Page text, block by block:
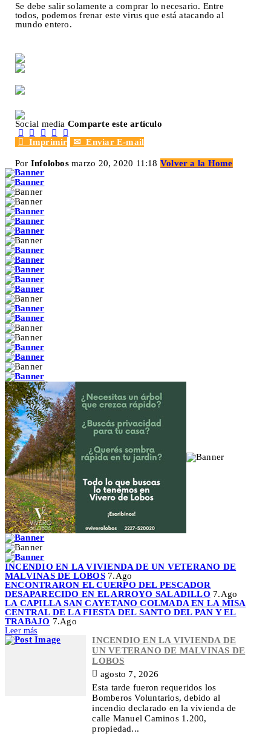
Se debe salir solamente a comprar lo necesario. Entre
todos, podemos frenar este virus que está atacando al
mundo entero.
Social media Comparte este artículo

  


Imprimir ✉Enviar E-mail
Por Infolobos marzo 20, 2020 11:18 Volver a la Home
INCENDIO EN LA VIVIENDA DE UN VETERANO DE
MALVINAS DE LOBOS 7.Ago
ENCONTRARON EL CUERPO DEL PESCADOR
DESAPARECIDO EN EL ARROYO SALADILLO 7.Ago
LA CAPILLA SAN CAYETANO COLMADA EN LA MISA
CENTRAL DE LA FIESTA DEL SANTO DEL PAN Y EL
TRABAJO 7.Ago
Leer más
INCENDIO EN LA VIVIENDA DE
UN VETERANO DE MALVINAS DE
LOBOS
agosto 7, 2026
Esta tarde fueron requeridos los
Bomberos Voluntarios, debido al
incendio declarado en la vivienda de
calle Manuel Caminos 1.200,
propiedad...